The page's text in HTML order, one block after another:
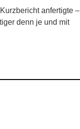
anfertigte –
denn je und mit